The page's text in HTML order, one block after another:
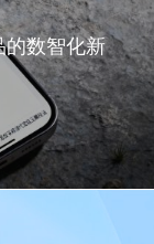
的数智化新